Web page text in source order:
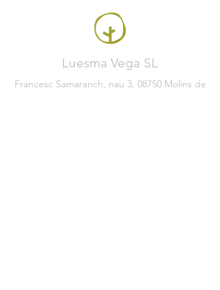
Luesma Vega SL
Francesc Samaranch, nau 3, 08750 Molins de